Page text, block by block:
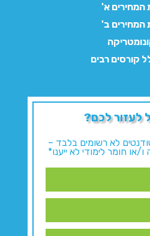
המחירים א'
המחירים ב'
קורסים רבים
לעזור לכם?
לא רשומים בלבד –
או חומר לימודי לא ייענו*